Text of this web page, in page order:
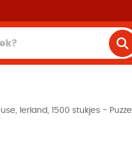
Ierland, 1500 stukjes - Puzzel